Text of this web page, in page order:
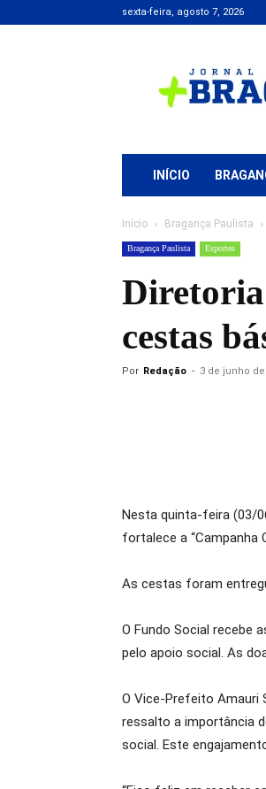
sexta-feira, agosto 7, 2026
+
Bragança
INÍCIO
Início Bragança Paulista
Bragança Paulista Esportes
cestas
Por Redação - 3 de junho de
Nesta quinta-feira (03/
fortalece a “Campanha
As cestas foram
O Fundo Social recebe
pelo apoio social. As
O Vice-Prefeito Amauri
ressalto a importância
social. Este